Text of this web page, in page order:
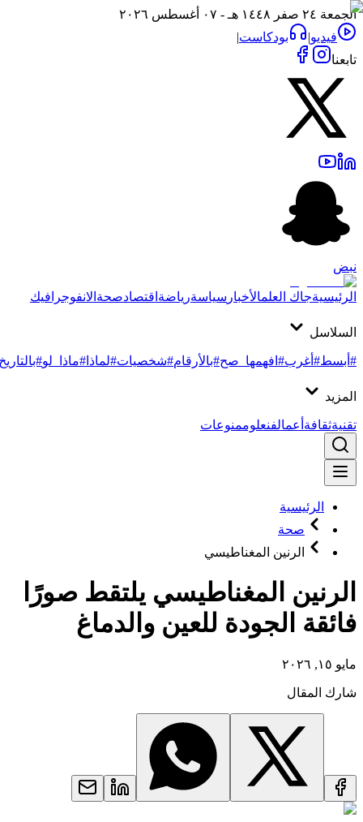
الجمعة ٢٤ صفر ١٤٤٨ هـ - ٠٧ أغسطس ٢٠٢٦
فيديو| بودكاست|
تابعنا
نبض
الرئيسيةجاك العلمالأخبار سياسةرياضةاقتصادصحةالانفوجرافيك
السلاسل
#أبسط#أغرب#افهمها_صح#بالأرقام#شخصيات#لماذا #ماذا_لو#بالتاريخ
المزيد
تقنيةثقافةأعمالفنعلوممنوعات
الرئيسية
صحة
الرنين المغناطيسي
الرنين المغناطيسي يلتقط صورًا
فائقة الجودة للعين والدماغ
مايو ١٥, ٢٠٢٦
شارك المقال